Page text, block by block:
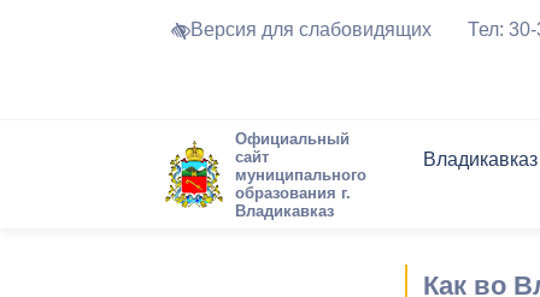
Версия для слабовидящих Тел:
Официальный
сайт
муниципального
образования г.
Владикавказ
Владикавказ
Устав
Торги и
Как во